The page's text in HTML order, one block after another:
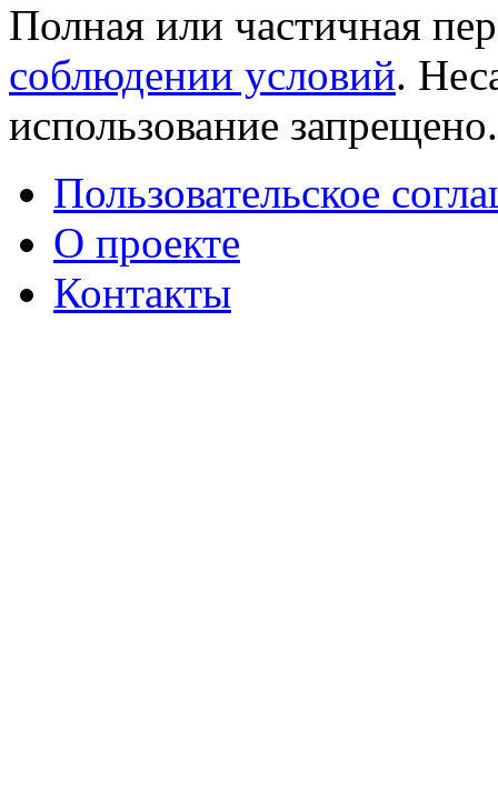
Полная или частичная
соблюдении условий.
использование
Пользовательское
О проекте
Контакты